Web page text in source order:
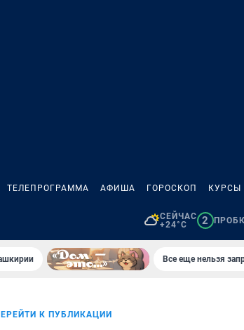
ТЕЛЕПРОГРАММА АФИША ГОРОСКОП КУРСЫ
СЕЙЧАС
+24°C
2
Все еще нельзя
К ПУБЛИКАЦИИ